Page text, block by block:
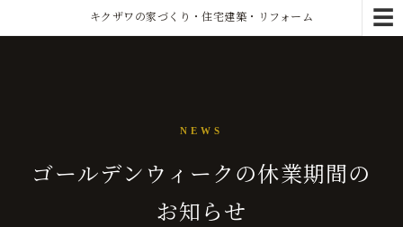
☰
キクザワの家づくり・住宅建築・リフォーム
NEWS
ゴールデンウィークの休業期間の
お知らせ